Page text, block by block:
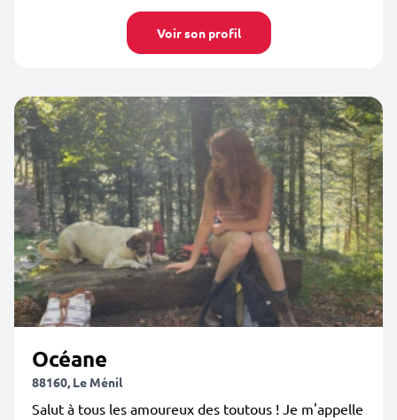
Voir son profil
Océane
88160, Le Ménil
Salut à tous les amoureux des toutous ! Je m'appelle